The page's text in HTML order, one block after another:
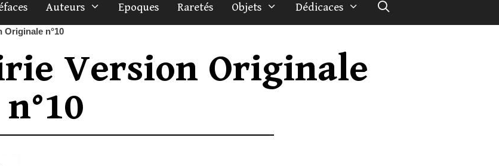
Auteurs Epoques Raretés Objets Dédicaces
Originale n°10
Version Originale
n°10